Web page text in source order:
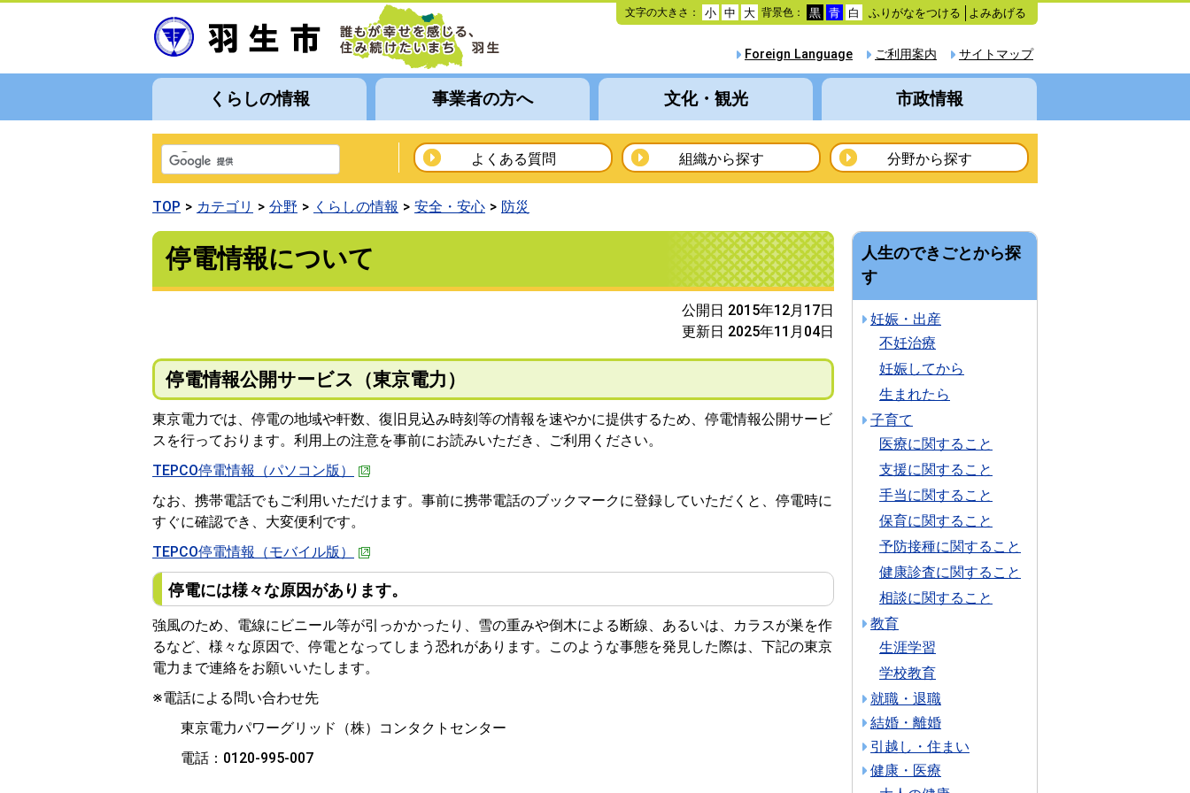
本
文
動
文字の大きさ： 小 中 大 背景色： 黒 青 白 ふりがなをつける よみあげる
サイトマップ
ご利用案内
Foreign Language
くらしの情報 事業者の方へ 文化・観光 市政情報
よくある質問 組織から探す 分野から探す
TOP カテゴリ 分野 くらしの情報 安全・安心 防災
停電情報について
公開日 2015年12月17日
更新日 2025年11月04日
停電情報公開サービス（東京電力）
東京電力では、停電の地域や軒数、復旧見込み時刻等の情報を速やかに提供するため、停電情報公開サービ
スを行っております。利用上の注意を事前にお読みいただき、ご利用ください。
TEPCO停電情報（パソコン版）
なお、携帯電話でもご利用いただけます。事前に携帯電話のブックマークに登録していただくと、停電時に
すぐに確認でき、大変便利です。
TEPCO停電情報（モバイル版）
停電には様々な原因があります。
強風のため、電線にビニール等が引っかかったり、雪の重みや倒木による断線、あるいは、カラスが巣を作
るなど、様々な原因で、停電となってしまう恐れがあります。このような事態を発見した際は、下記の東京
電力まで連絡をお願いいたします。
※電話による問い合わせ先
東京電力パワーグリッド（株）コンタクトセンター
電話：0120-995-007
人生のできごとから探
す
妊娠・出産
不妊治療
妊娠してから
生まれたら
子育て
医療に関すること
支援に関すること
手当に関すること
保育に関すること
予防接種に関すること
健康診査に関すること
相談に関すること
教育
生涯学習
学校教育
就職・退職
結婚・離婚
引越し・住まい
健康・医療